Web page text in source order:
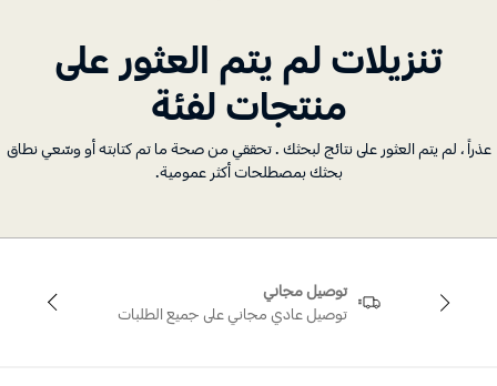
تنزيلات لم يتم العثور على
منتجات لفئة
، لم يتم العثور على نتائج لبحثك . تحققي من صحة ما تم كتابته أو وسّعي نطاق
بحثك بمصطلحات أكثر عمومية.
توصيل مجاني
توصيل عادي مجاني على جميع الطلبات